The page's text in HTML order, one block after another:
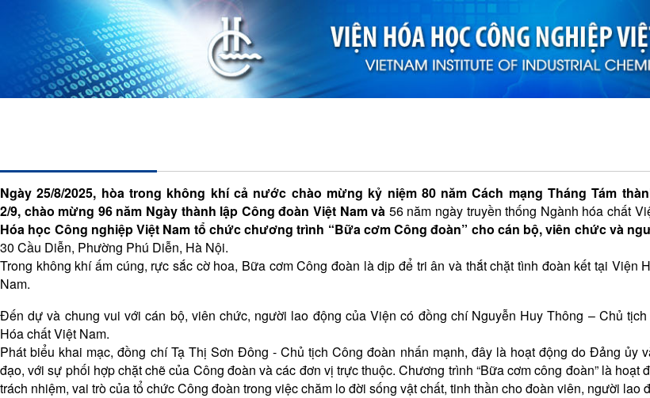
Ngày25/8/2025, hòa trong không khí cả nước chào mừng kỷ niệm 80 năm Cách mạng Tháng Tám
2/9, chào mừng 96 năm Ngày thành lập Công đoàn Việt Namvà 56 năm ngày truyền thống Ngành hóa chất
Hóa học Công nghiệp Việt Nam tổ chức chương trình “Bữa cơm Công đoàn” cho cán bộ,viên chứcvà
30 Cầu Diễn, Phường Phú Diễn, Hà Nội.
Trong không khí ấm cúng, rực sắc cờ hoa, Bữa cơm Công đoàn là dịp để tri ân và thắt chặt tình đoàn kết tại Viện
Nam.
Đến dự và chung vui với cán bộ, viên chức, người lao động của Viện có đồng chí Nguyễn Huy Thông – Chủ
Hóa chất Việt Nam.
Phát biểu khai mạc, đồng chí Tạ Thị Sơn Đông - Chủ tịch Công đoàn nhấn mạnh, đây là hoạt động do Đảng ủy
đạo, với sự phối hợp chặt chẽ của Công đoàn và các đơn vị trực thuộc. Chương trình “Bữa cơm công đoàn” là hoạt
trách nhiệm, vai trò của tổ chức Công đoàn trong việc chăm lo đời sống vật chất, tinh thần cho đoàn viên, người lao